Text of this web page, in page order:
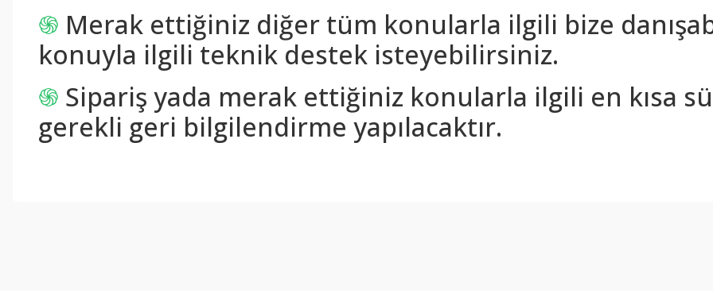
֍ Merak ettiğiniz diğer tüm konularla ilgili bize
konuyla ilgili teknik destek isteyebilirsiniz.
֍ Sipariş yada merak ettiğiniz konularla ilgili en kısa
gerekli geri bilgilendirme yapılacaktır.